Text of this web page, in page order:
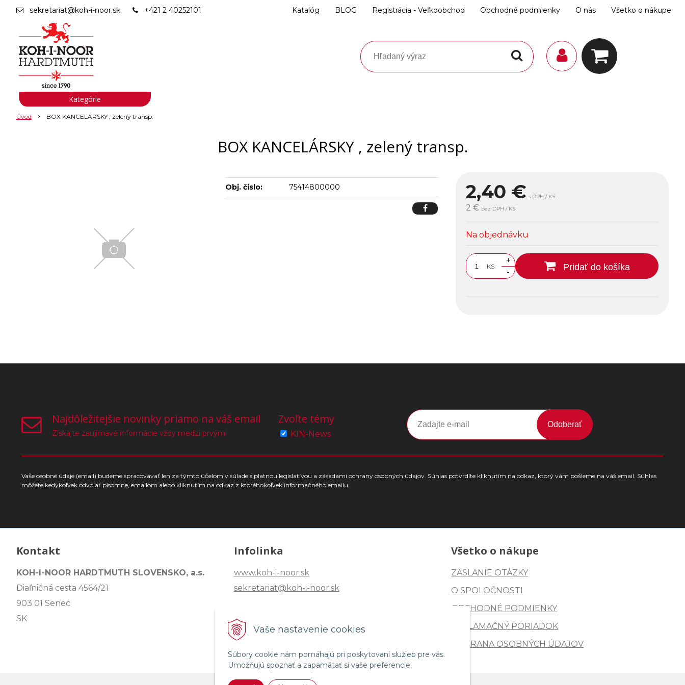
Vaše nastavenie cookies
Súbory cookie nám pomáhajú pri poskytovaní služieb pre vás.
Umožňujú spoznať a zapamätať si vaše preferencie.
sekretariat@koh-i-noor.sk +421 2 40252101 Katalóg BLOG Registrácia - Veľkoobchod Obchodné podmienky O nás Všetko o nákupe
Úvod BOX KANCELÁRSKY , zelený transp.
BOX KANCELÁRSKY , zelený transp.
2,40 € s DPH / KS
2 € bez DPH / KS
Na objednávku
KS
+
-
Pridať do košíka
Obj. čislo: 75414800000
Kategórie
Najdôležitejšie novinky priamo na váš email
Získajte zaujímavé informácie vždy medzi prvými
Zvoľte témy
KIN-News
Odoberať
Vaše osobné údaje (email) budeme spracovávať len za týmto účelom v súlade s platnou legislatívou a zásadami ochrany osobných údajov. Súhlas potvrdíte kliknutím na odkaz, ktorý vám pošleme na váš email. Súhlas
môžete kedykoľvek odvolať písomne, emailom alebo kliknutím na odkaz z ktoréhokoľvek informačného emailu.
Kontakt
KOH-I-NOOR HARDTMUTH SLOVENSKO, a.s.
Diaľničná cesta 4564/21
903 01 Senec
SK
Infolinka
www.koh-i-noor.sk
sekretariat@koh-i-noor.sk
Tel: +421 2 40252101
Fax: +421 2 44872870
Všetko o nákupe
ZASLANIE OTÁZKY
O SPOLOČNOSTI
OBCHODNÉ PODMIENKY
REKLAMAČNÝ PORIADOK
OCHRANA OSOBNÝCH ÚDAJOV